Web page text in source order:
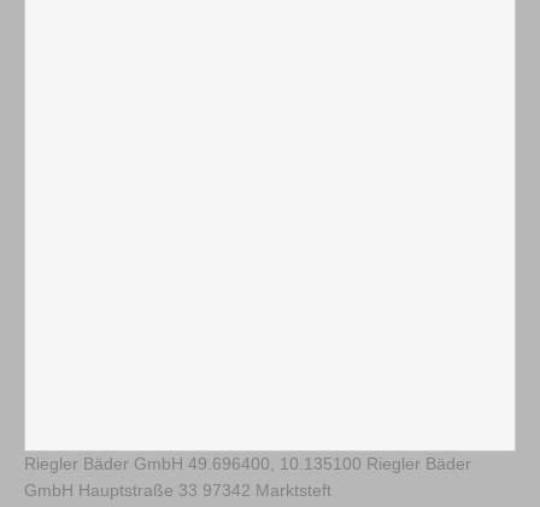
Riegler Bäder GmbH 49.696400 10.135100 Riegler Bäder
GmbH Hauptstraße 33 97342 Marktsteft